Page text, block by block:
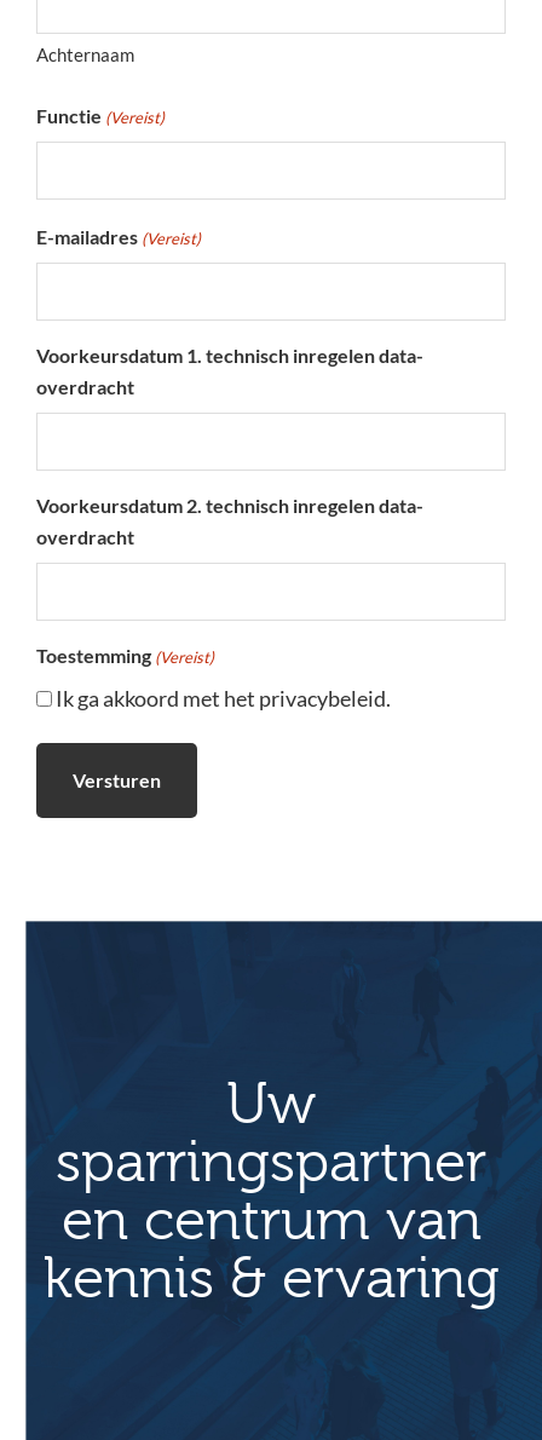
Achternaam
Functie (Vereist)
E-mailadres (Vereist)
Voorkeursdatum 1. technisch inregelen data-
overdracht
Voorkeursdatum 2. technisch inregelen data-
overdracht
Toestemming (Vereist)
Ik ga akkoord met het privacybeleid.
Uw
sparringspartner
en centrum van
kennis & ervaring